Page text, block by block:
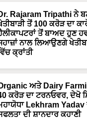
Rajaram Tripathi ਨੇ
ਤੋਂ 100 ਕਰੋੜ ਦਾ
ਤੋਂ ਬਾਅਦ ਹੁਣ
ਨਾਲ ਲਿਆਉਣਗੇ
ਕ੍ਰਾਂਤੀ
ਅਤੇ Dairy
ਕਰੋੜ ਦਾ ਟਰਨਓਵਰ, ਦੇਖੋ
Lekhram Yadav
ਦੀ ਸ਼ਾਨਦਾਰ ਕਹਾਣੀ